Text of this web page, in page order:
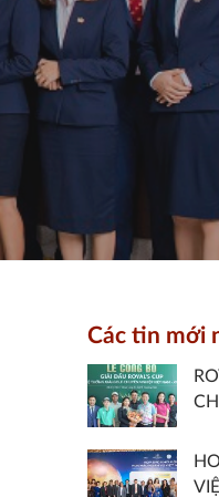
Các tin mới